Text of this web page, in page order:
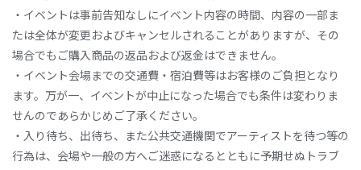
・イベントは事前告知なしにイベント内容の時間、内容の一部ま
たは全体が変更およびキャンセルされることがありますが、その
場合でもご購入商品の返品および返金はできません。
・イベント会場までの交通費・宿泊費等はお客様のご負担となり
ます。万が一、イベントが中止になった場合でも条件は変わりま
せんのであらかじめご了承ください。
・入り待ち、出待ち、また公共交通機関でアーティストを待つ等の
行為は、会場や一般の方へご迷惑になるとともに予期せぬトラブ